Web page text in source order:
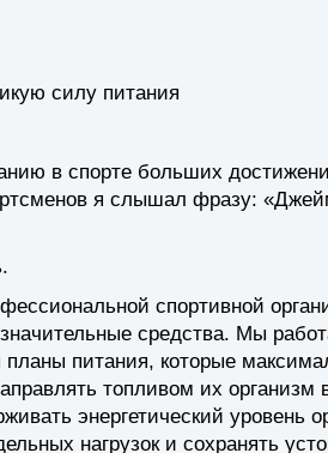
силу питания
в спорте больших
я слышал фразу:
спортивной
средства. Мы
питания, которые
топливом их организм
энергетический уровень
нагрузок и сохранять